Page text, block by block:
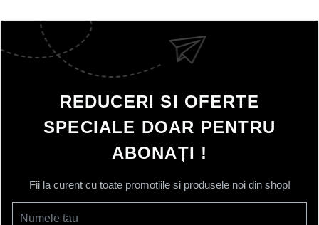
REDUCERI SI OFERTE
SPECIALE DOAR PENTRU
ABONAȚI !
Fii la curent cu toate promotiile si produsele noi din shop!
Numele tau